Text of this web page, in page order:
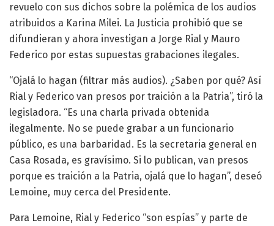
revuelo con sus dichos sobre la polémica de los audios
atribuidos a Karina Milei. La Justicia prohibió que se
difundieran y ahora investigan a Jorge Rial y Mauro
Federico por estas supuestas grabaciones ilegales.
“Ojalá lo hagan (filtrar más audios). ¿Saben por qué? Así
Rial y Federico van presos por traición a la Patria”, tiró la
legisladora. “Es una charla privada obtenida
ilegalmente. No se puede grabar a un funcionario
público, es una barbaridad. Es la secretaria general en
Casa Rosada, es gravísimo. Si lo publican, van presos
porque es traición a la Patria, ojalá que lo hagan”, deseó
Lemoine, muy cerca del Presidente.
Para Lemoine, Rial y Federico “son espías” y parte de